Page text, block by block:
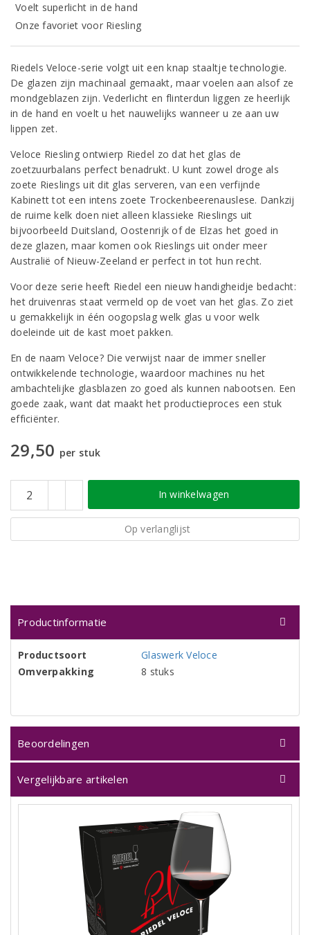
Voelt superlicht in de hand
Onze favoriet voor Riesling
Riedels Veloce-serie volgt uit een knap staaltje technologie.
De glazen zijn machinaal gemaakt, maar voelen aan alsof ze
mondgeblazen zijn. Vederlicht en flinterdun liggen ze heerlijk
in de hand en voelt u het nauwelijks wanneer u ze aan uw
lippen zet.
Veloce Riesling ontwierp Riedel zo dat het glas de
zoetzuurbalans perfect benadrukt. U kunt zowel droge als
zoete Rieslings uit dit glas serveren, van een verfijnde
Kabinett tot een intens zoete Trockenbeerenauslese. Dankzij
de ruime kelk doen niet alleen klassieke Rieslings uit
bijvoorbeeld Duitsland, Oostenrijk of de Elzas het goed in
deze glazen, maar komen ook Rieslings uit onder meer
Australië of Nieuw-Zeeland er perfect in tot hun recht.
Voor deze serie heeft Riedel een nieuw handigheidje bedacht:
het druivenras staat vermeld op de voet van het glas. Zo ziet
u gemakkelijk in één oogopslag welk glas u voor welk
doeleinde uit de kast moet pakken.
En de naam Veloce? Die verwijst naar de immer sneller
ontwikkelende technologie, waardoor machines nu het
ambachtelijke glasblazen zo goed als kunnen nabootsen. Een
goede zaak, want dat maakt het productieproces een stuk
efficiënter.
29,50 per stuk
In winkelwagen
Op verlanglijst
Productinformatie
Productsoort
Glaswerk Veloce
Omverpakking
8 stuks
Beoordelingen
Vergelijkbare artikelen